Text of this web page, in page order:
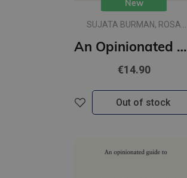
New
SUJATA BURMAN, ROSA
An Opinionated Guide to London Architecture Walks
€14.90
Out of stock